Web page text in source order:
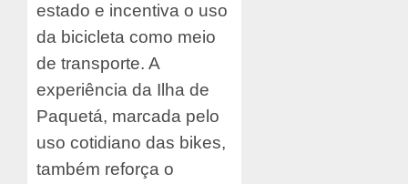
estado e incentiva o uso
da bicicleta como meio
de transporte. A
experiência da Ilha de
Paquetá, marcada pelo
uso cotidiano das bikes,
também reforça o